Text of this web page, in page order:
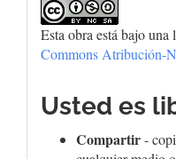
Esta obra está bajo
Commons Atribución-
Usted es
Compartir-